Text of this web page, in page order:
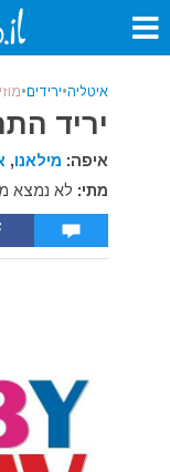
איטליה•ירידים•
יריד
איפה: מילאנו,
מתי: לא נמצא